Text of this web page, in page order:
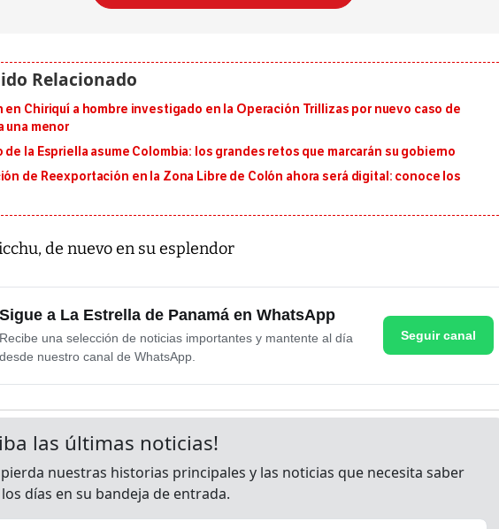
en Chiriquí a hombre investigado en la Operación Trillizas por nuevo caso de
una menor
de la Espriella asume Colombia: los grandes retos que marcarán su gobierno
de Reexportación en la Zona Libre de Colón ahora será digital: conoce los
de nuevo en su esplendor
Sigue a La Estrella de Panamá en WhatsApp
Recibe una selección de noticias importantes y mantente al día
desde nuestro canal de WhatsApp.
Seguir canal
Entre recuerdos y escuetas
presidente de Brasil, Luiz Inácio Lula
da Silva, oficializó este domingo su
candidatura...